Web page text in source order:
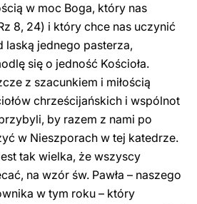
w moc Boga, który nas
8, 24) i który chce nas uczynić
laską jednego pasterza,
się o jedność Kościoła.
z szacunkiem i miłością
chrześcijańskich i wspólnot
by razem z nami po
w Nieszporach w tej katedrze.
tak wielka, że wszyscy
na wzór św. Pawła – naszego
w tym roku – który